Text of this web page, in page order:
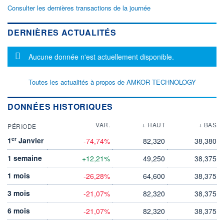
Consulter les dernières transactions de la journée
DERNIÈRES ACTUALITÉS
Message d'information
Aucune donnée n'est actuellement disponible.
Toutes les actualités à propos de AMKOR TECHNOLOGY
DONNÉES HISTORIQUES
PÉRIODE VAR. + HAUT + BAS
1er Janvier -74,74% 82,320
38,380
1 semaine
+12,21% 49,250
38,375
1 mois
-26,28% 64,600
38,375
3 mois
-21,07% 82,320
38,375
6 mois
-21,07% 82,320
38,375